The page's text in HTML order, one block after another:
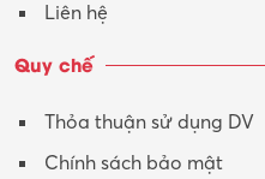
Liên hệ
Quy chế
Thỏa thuận sử dụng DV
Chính sách bảo mật